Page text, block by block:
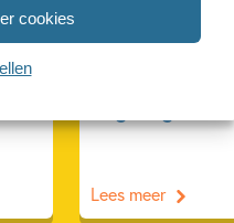
cookies
Lees meer